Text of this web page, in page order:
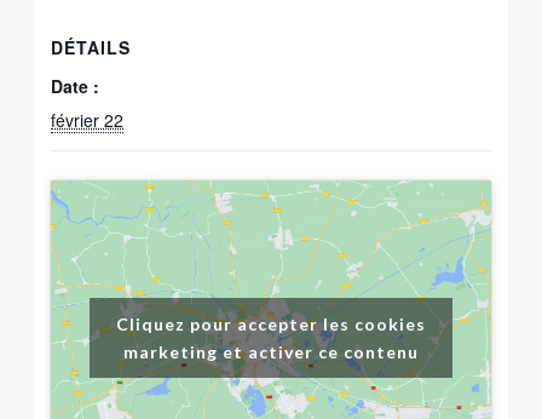
DÉTAILS
Date :
février 22
Cliquez pour accepter les cookies
marketing et activer ce contenu